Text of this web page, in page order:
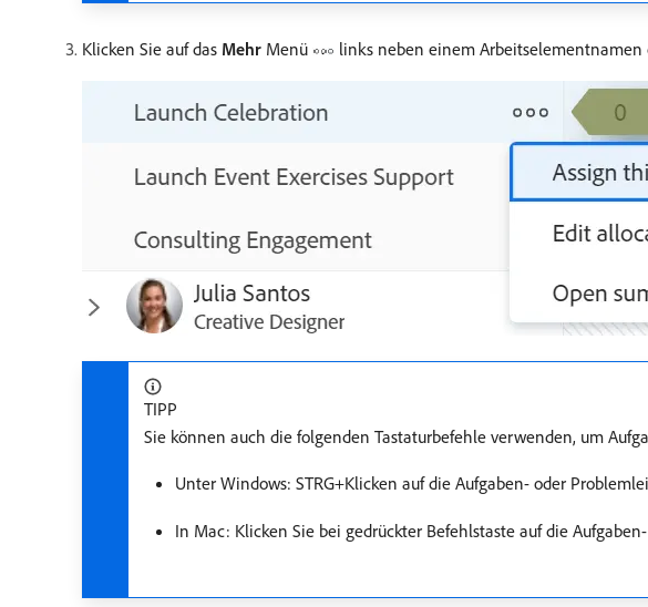
Klicken Sie auf das Mehr Menü links neben einem
TIPP
Sie können auch die folgenden Tastaturbefehle verwenden, um
Unter Windows: STRG+Klicken auf die Aufgaben- oder
In Mac: Klicken Sie bei gedrückter Befehlstaste auf die